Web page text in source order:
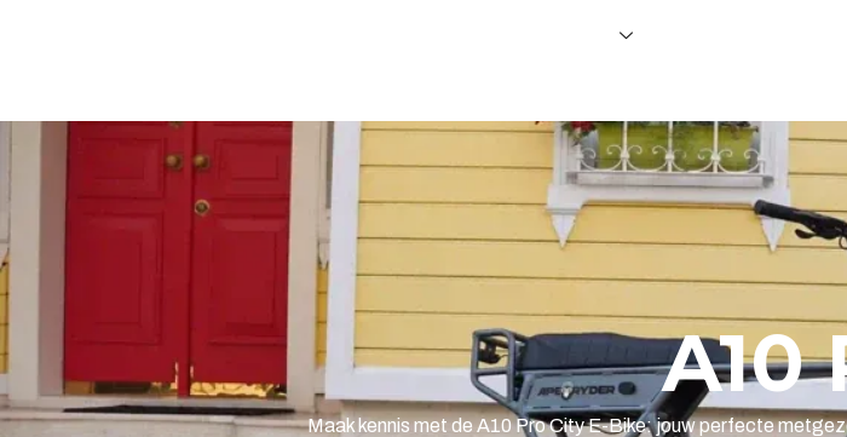
A10
Maak kennis met de A10 Pro City E-Bike: jouw perfecte